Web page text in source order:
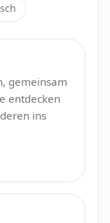
gemeinsam
entdecken
ins